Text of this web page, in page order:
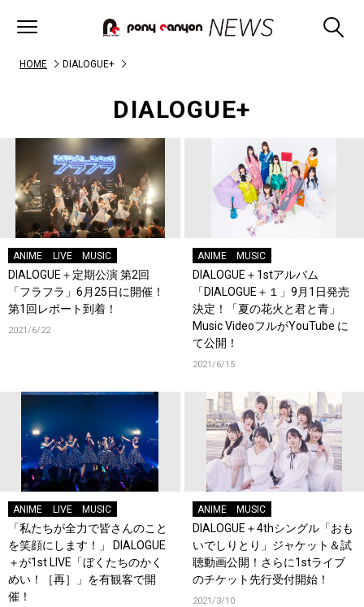
HOME DIALOGUE+
DIALOGUE+
ANIME LIVE MUSIC
DIALOGUE＋定期公演 第2回
「フラフラ」6月25日に開催！
第1回レポート到着！
2021/6/22
ANIME MUSIC
DIALOGUE＋1stアルバム
「DIALOGUE＋１」9月1日発売
決定！「夏の花火と君と青」
Music VideoフルがYouTube に
て公開！
2021/6/15
ANIME LIVE MUSIC
「私たちが全力で皆さんのこと
を笑顔にします！」 DIALOGUE
＋が1st LIVE「ぼくたちのかく
めい！［再］」を有観客で開
催！
ANIME MUSIC
DIALOGUE＋4thシングル「おも
いでしりとり」ジャケット＆試
聴動画公開！さらに1stライブ
のチケット先行受付開始！
2021/3/10